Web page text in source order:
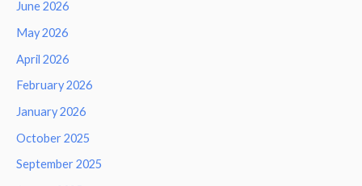
June 2026
May 2026
April 2026
February 2026
January 2026
October 2025
September 2025